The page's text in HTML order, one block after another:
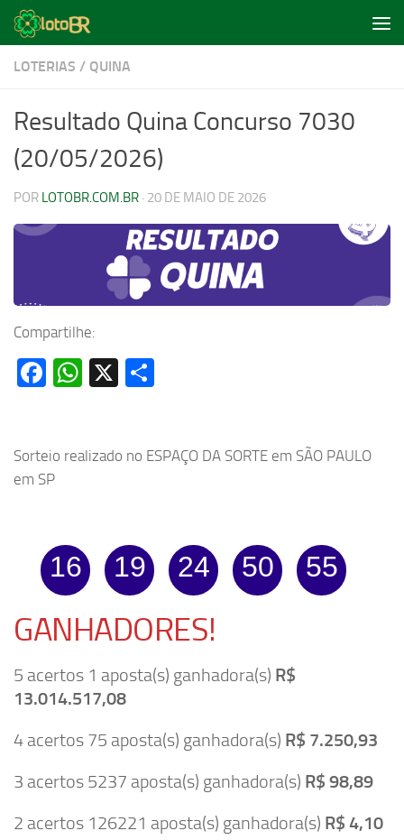
Skip to content
LOTERIAS / QUINA
Resultado Quina Concurso 7030
(20/05/2026)
POR LOTOBR.COM.BR · 20 DE MAIO DE 2026
Compartilhe:
Facebook
WhatsApp
X
Sorteio realizado no ESPAÇO DA SORTE em SÃO PAULO
em SP
16 19 24 50 55
GANHADORES!
5 acertos 1 aposta(s) ganhadora(s) R$
13.014.517,08
4 acertos 75 aposta(s) ganhadora(s) R$ 7.250,93
3 acertos 5237 aposta(s) ganhadora(s) R$ 98,89
2 acertos 126221 aposta(s) ganhadora(s) R$ 4,10